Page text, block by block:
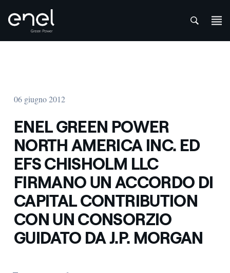
06 giugno 2012
ENEL GREEN POWER
NORTH AMERICA INC. ED
EFS CHISHOLM LLC
FIRMANO UN ACCORDO DI
CAPITAL CONTRIBUTION
CON UN CONSORZIO
GUIDATO DA J.P. MORGAN